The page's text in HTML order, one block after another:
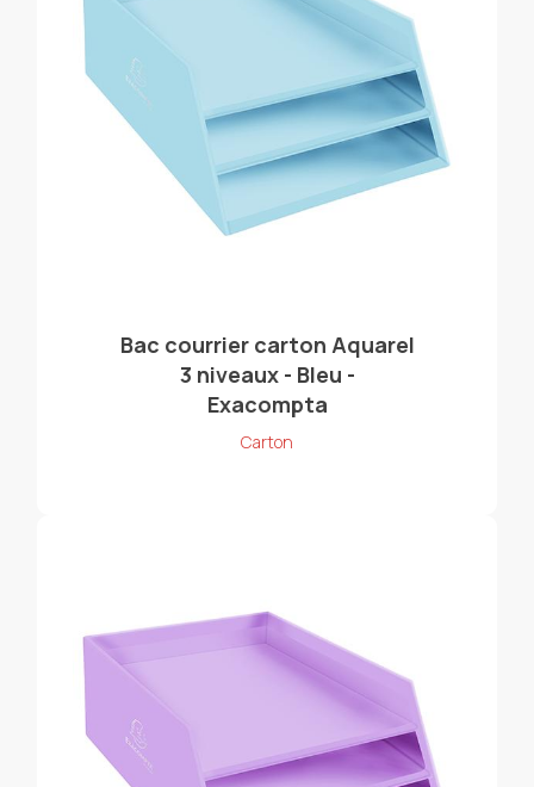
Bac courrier carton Aquarel
3 niveaux - Bleu -
Exacompta
Carton